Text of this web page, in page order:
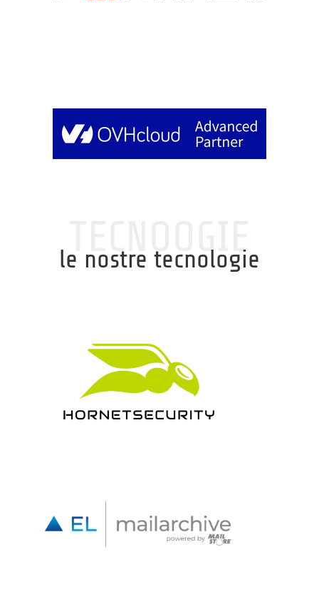
TECNOOGIE
le nostre tecnologie